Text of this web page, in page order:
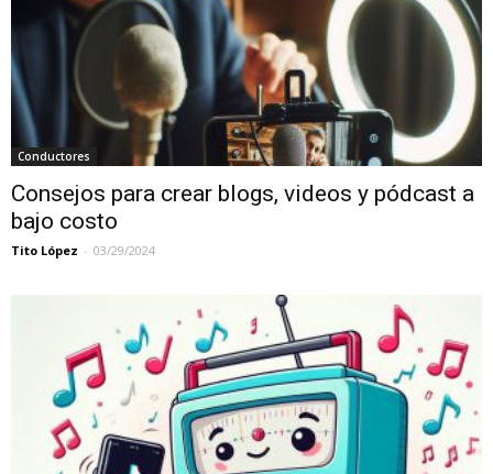
Conductores
Consejos para crear blogs, videos y pódcast a
bajo costo
Tito López - 03/29/2024